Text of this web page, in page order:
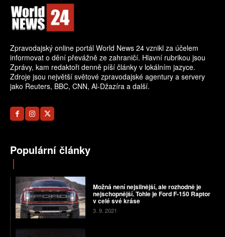
Zpravodajský online portál World News 24 vznikl za účelem
informovat o dění převážně ze zahraničí. Hlavní rubrikou jsou
Zprávy, kam redaktoři denně píší články v lokálním jazyce.
Zdroje jsou největší světové zpravodajské agentury a servery
jako Reuters, BBC, CNN, Al-Džazíra a další.
Populární články
Možná není nejsilnější, ale rozhodně je
nejschopnější. Tohle je Ford F-150 Raptor
v celé své kráse
3. 9. 2021